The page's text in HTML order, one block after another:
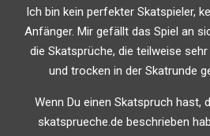
Ich bin kein perfekter Skatspieler,
Anfänger. Mir gefällt das Spiel an
die Skatsprüche, die teilweise
und trocken in der Skatrunde
Wenn Du einen Skatspruch hast,
skatsprueche.de beschrieben